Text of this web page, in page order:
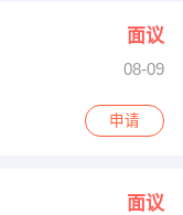
面议
08-09
申请
面议